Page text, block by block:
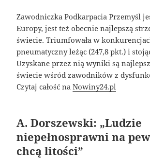
Zawodniczka Podkarpacia Przemyśl
Europy, jest też obecnie najlepszą
świecie. Triumfowała w
pneumatyczny leżąc (247,8 pkt.) i
Uzyskane przez nią wyniki są
świecie wśród zawodników z
Czytaj całość naNowiny24.pl
A. Dorszewski: „Ludzie
niepełnosprawni na
chcą litości”